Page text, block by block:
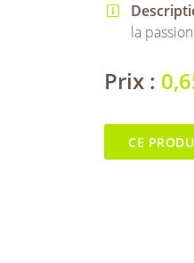

la passion
Prix :
CE